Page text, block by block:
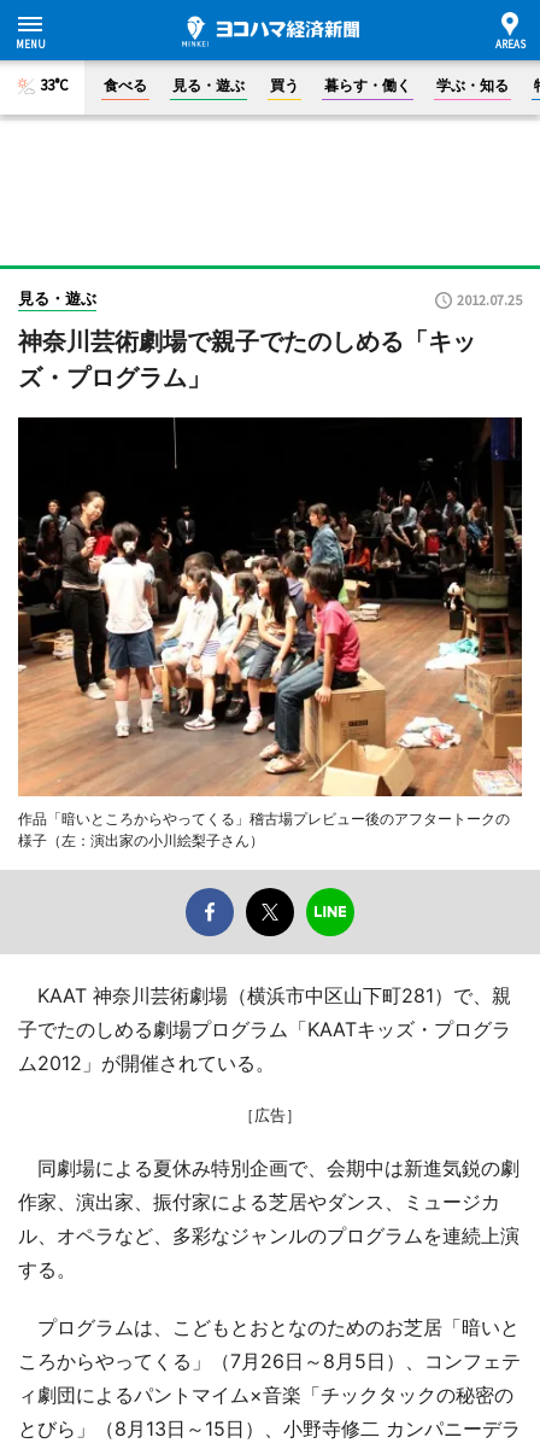
33°C 食べる 見る・遊ぶ 買う 暮らす・働く 学ぶ・知る
見る・遊ぶ 2012.07.25
神奈川芸術劇場で親子でたのしめる「キッ
ズ・プログラム」
作品「暗いところからやってくる」稽古場プレビュー後のアフタートークの
様子（左：演出家の小川絵梨子さん）
KAAT 神奈川芸術劇場（横浜市中区山下町281）で、親
子でたのしめる劇場プログラム「KAATキッズ・プログラ
ム2012」が開催されている。
［広告］
同劇場による夏休み特別企画で、会期中は新進気鋭の劇
作家、演出家、振付家による芝居やダンス、ミュージカ
ル、オペラなど、多彩なジャンルのプログラムを連続上演
する。
プログラムは、こどもとおとなのためのお芝居「暗いと
ころからやってくる」（7月26日～8月5日）、コンフェテ
ィ劇団によるパントマイム×音楽「チックタックの秘密の
とびら」（8月13日～15日）、小野寺修二 カンパニーデラ